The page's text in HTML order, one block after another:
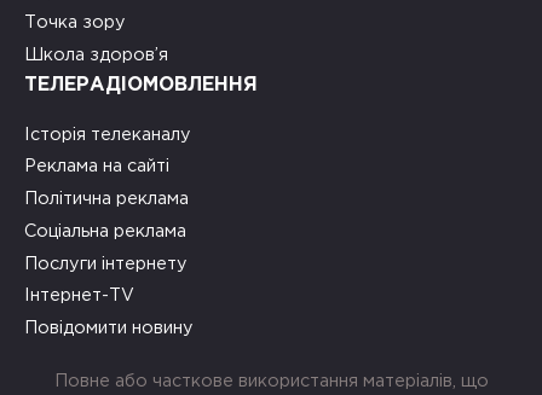
Точка зору
Школа здоров’я
ТЕЛЕРАДІОМОВЛЕННЯ
Історія телеканалу
Реклама на сайті
Політична реклама
Соціальна реклама
Послуги інтернету
Інтернет-TV
Повідомити новину
Повне або часткове використання матеріалів, що